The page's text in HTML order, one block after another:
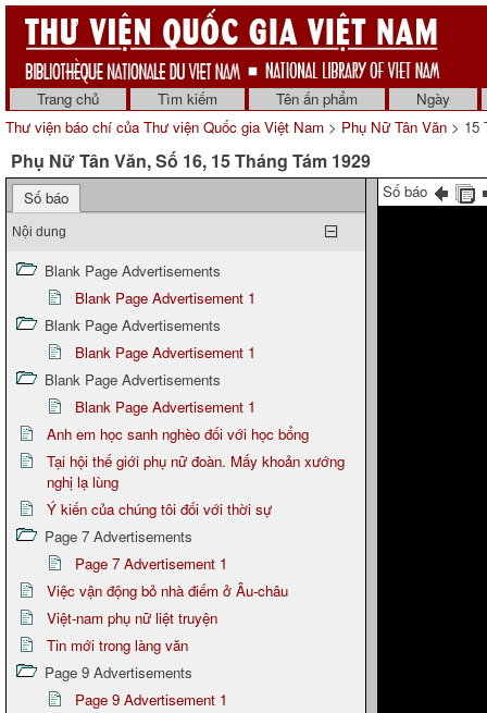
Trang chủ Tìm kiếm Tên ấn phẩm
Ngày
Thư viện báo chí của Thư viện Quốc gia Việt Nam > Phụ Nữ Tân Văn > 15
Phụ Nữ Tân Văn, Số 16, 15 Tháng Tám 1929
Số báo
Nội dung
Blank Page Advertisements
Blank Page Advertisement 1
Blank Page Advertisements
Blank Page Advertisement 1
Blank Page Advertisements
Blank Page Advertisement 1
Anh em học sanh nghèo đối với học bổng
Tại hội thế giới phụ nữ đoàn. Mấy khoản xướng
nghị lạ lùng
Ý kiến của chúng tôi đối với thời sự
Page 7 Advertisements
Page 7 Advertisement 1
Việc vận động bỏ nhà điếm ở Âu-châu
Việt-nam phụ nữ liệt truyện
Tin mới trong làng văn
Page 9 Advertisements
Page 9 Advertisement 1
Số báo